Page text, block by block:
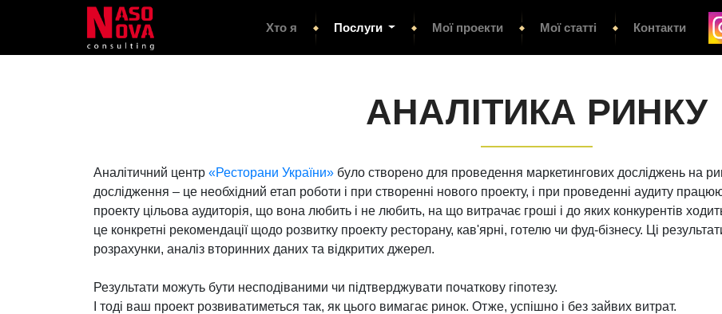
Хто я Послуги Мої проекти Мої статті Контакти
АНАЛІТИКА РИНКУ
Аналітичний центр «Ресторани України» було створено для проведення маркетингових досліджень на
дослідження – це необхідний етап роботи і при створенні нового проекту, і при проведенні аудиту
проекту цільова аудиторія, що вона любить і не любить, на що витрачає гроші і до яких конкурентів
це конкретні рекомендації щодо розвитку проекту ресторану, кав'ярні, готелю чи фуд-бізнесу. Ці
розрахунки, аналіз вторинних даних та відкритих джерел.
Результати можуть бути несподіваними чи підтверджувати початкову гіпотезу.
І тоді ваш проект розвиватиметься так, як цього вимагає ринок. Отже, успішно і без зайвих витрат.